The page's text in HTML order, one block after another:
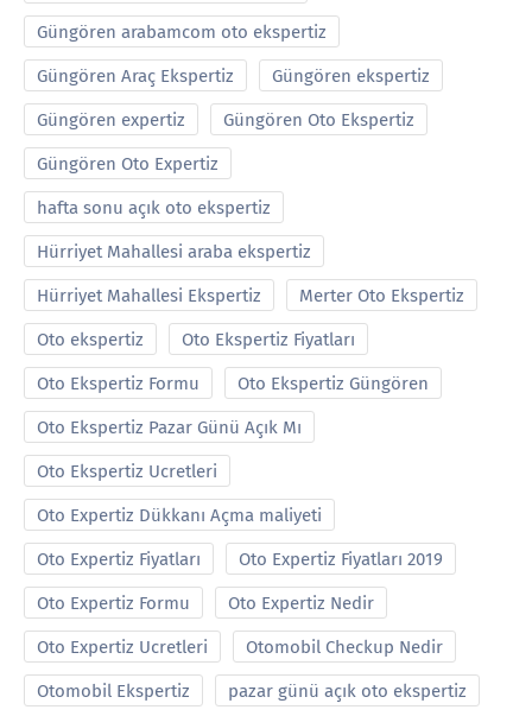
Güngören arabamcom oto ekspertiz
Güngören Araç Ekspertiz Güngören ekspertiz
Güngören expertiz Güngören Oto Ekspertiz
Güngören Oto Expertiz
hafta sonu açık oto ekspertiz
Hürriyet Mahallesi araba ekspertiz
Hürriyet Mahallesi Ekspertiz Merter Oto Ekspertiz
Oto ekspertiz Oto Ekspertiz Fiyatları
Oto Ekspertiz Formu Oto Ekspertiz Güngören
Oto Ekspertiz Pazar Günü Açık Mı
Oto Ekspertiz Ucretleri
Oto Expertiz Dükkanı Açma maliyeti
Oto Expertiz Fiyatları Oto Expertiz Fiyatları 2019
Oto Expertiz Formu Oto Expertiz Nedir
Oto Expertiz Ucretleri Otomobil Checkup Nedir
Otomobil Ekspertiz pazar günü açık oto ekspertiz